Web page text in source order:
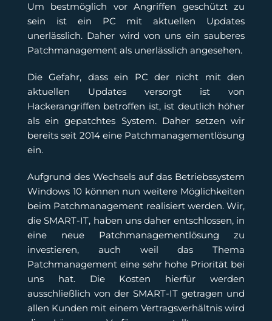
Um bestmöglich vor Angriffen geschützt zu
sein ist ein PC mit aktuellen Updates
unerlässlich. Daher wird von uns ein sauberes
Patchmanagement als unerlässlich angesehen.
Die Gefahr, dass ein PC der nicht mit den
aktuellen Updates versorgt ist von
Hackerangriffen betroffen ist, ist deutlich höher
als ein gepatchtes System. Daher setzen wir
bereits seit 2014 eine Patchmanagementlösung
ein.
Aufgrund des Wechsels auf das Betriebssystem
Windows 10 können nun weitere Möglichkeiten
beim Patchmanagement realisiert werden. Wir,
die SMART-IT, haben uns daher entschlossen, in
eine neue Patchmanagementlösung zu
investieren, auch weil das Thema
Patchmanagement eine sehr hohe Priorität bei
uns hat. Die Kosten hierfür werden
ausschließlich von der SMART-IT getragen und
allen Kunden mit einem Vertragsverhältnis wird